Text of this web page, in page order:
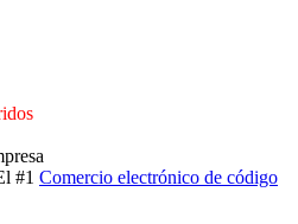
#1 Comercio electrónico de código